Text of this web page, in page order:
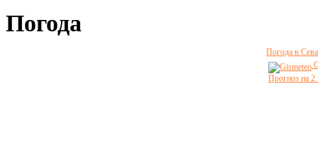
Погода
Погода в
Прогноз на 2